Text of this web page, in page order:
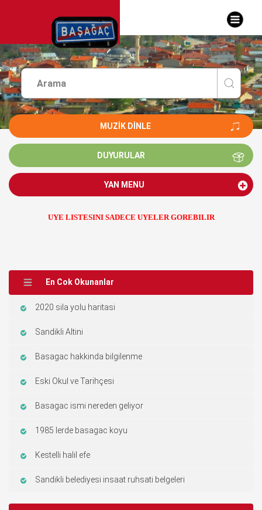
MUZIK DINLE
DUYURULAR
YAN MENU
UYE LISTESINI SADECE UYELER GOREBILIR
En Cok Okunanlar
2020 sila yolu haritasi
Sandikli Altini
Basagac hakkinda bilgilenme
Eski Okul ve Tarihçesi
Basagac ismi nereden geliyor
1985 lerde basagac koyu
Kestelli halil efe
Sandikli belediyesi insaat ruhsati belgeleri